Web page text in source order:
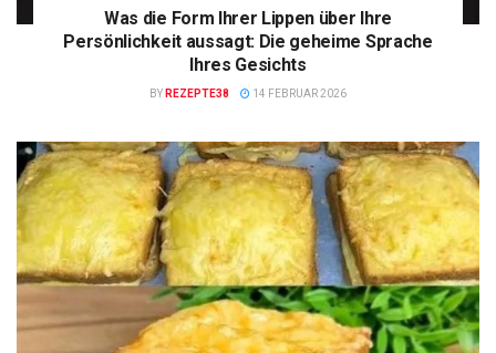
Was die Form Ihrer Lippen über Ihre
Persönlichkeit aussagt: Die geheime Sprache
Ihres Gesichts
BY REZEPTE38 14 FEBRUAR 2026